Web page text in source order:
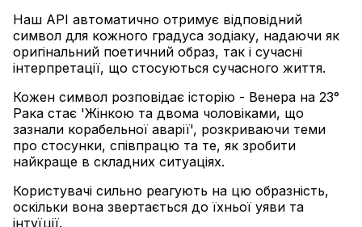
Наш API автоматично отримує відповідний
символ для кожного градуса зодіаку, надаючи як
оригінальний поетичний образ, так і сучасні
інтерпретації, що стосуються сучасного життя.
Кожен символ розповідає історію - Венера на 23°
Рака стає 'Жінкою та двома чоловіками, що
зазнали корабельної аварії', розкриваючи теми
про стосунки, співпрацю та те, як зробити
найкраще в складних ситуаціях.
Користувачі сильно реагують на цю образність,
оскільки вона звертається до їхньої уяви та
інтуїції.